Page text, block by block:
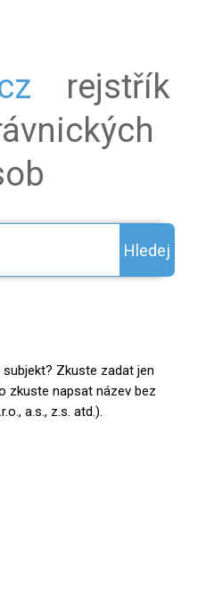
rejstřík
Hledej
Zkuste zadat jen
zkuste napsat název bez
a.s., z.s. atd.).